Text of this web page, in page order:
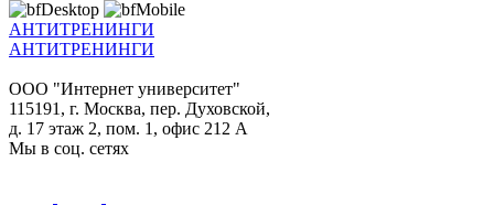
АНТИТРЕНИНГИ
АНТИТРЕНИНГИ
ООО "Интернет университет"
115191, г. Москва, пер. Духовской,
д. 17 этаж 2, пом. 1, офис 212 А
Мы в соц. сетях